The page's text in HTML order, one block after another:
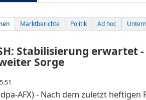
Marktberichte Politik Ad hoc
Stabilisierung erwartet
Sorge
(dpa-AFX) - Nach dem zuletzt heftigen